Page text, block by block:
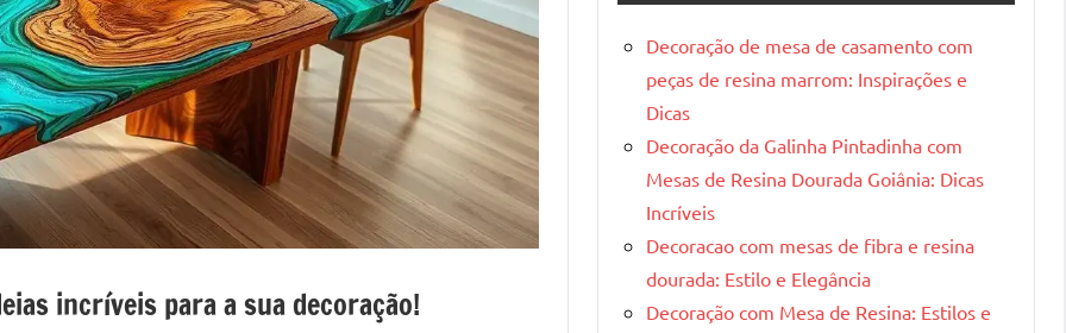
incríveis para a sua decoração!
Decoração de mesa de casamento com
peças de resina marrom: Inspirações e
Dicas
Decoração da Galinha Pintadinha com
Mesas de Resina Dourada Goiânia: Dicas
Incríveis
Decoracao com mesas de fibra e resina
dourada: Estilo e Elegância
Decoração com Mesa de Resina: Estilos e